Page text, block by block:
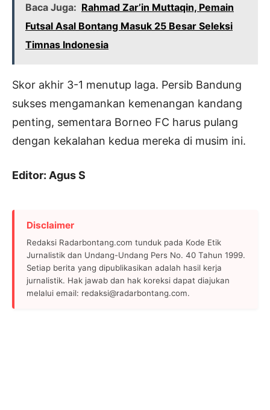
Baca Juga: Rahmad Zar’in Muttaqin, Pemain
Futsal Asal Bontang Masuk 25 Besar Seleksi
Timnas Indonesia
Skor akhir 3-1 menutup laga. Persib Bandung
sukses mengamankan kemenangan kandang
penting, sementara Borneo FC harus pulang
dengan kekalahan kedua mereka di musim ini.
Editor: Agus S
Disclaimer
Redaksi Radarbontang.com tunduk pada Kode Etik
Jurnalistik dan Undang-Undang Pers No. 40 Tahun 1999.
Setiap berita yang dipublikasikan adalah hasil kerja
jurnalistik. Hak jawab dan hak koreksi dapat diajukan
melalui email: redaksi@radarbontang.com.